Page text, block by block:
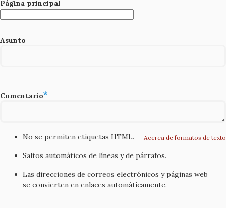
Página principal
Asunto
Comentario
Acerca de formatos de texto
No se permiten etiquetas HTML.
Saltos automáticos de líneas y de párrafos.
Las direcciones de correos electrónicos y páginas web
se convierten en enlaces automáticamente.